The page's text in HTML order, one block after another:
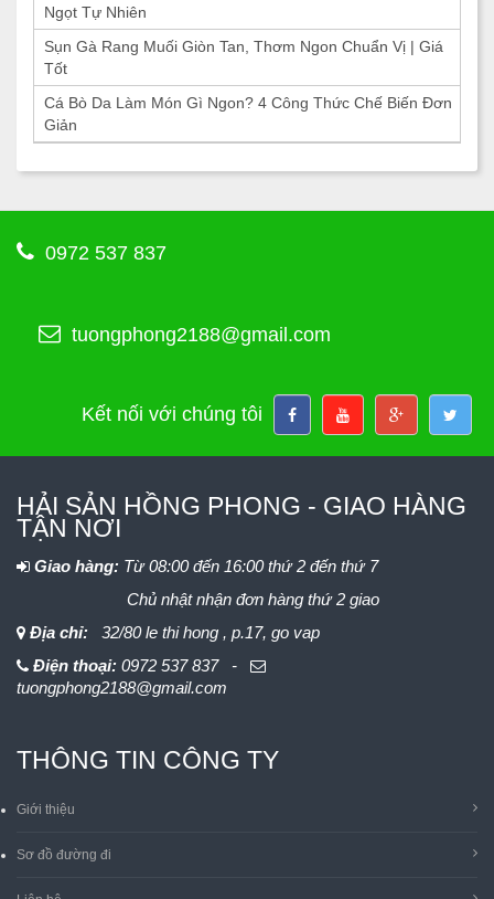
Ngọt Tự Nhiên
Sụn Gà Rang Muối Giòn Tan, Thơm Ngon Chuẩn Vị | Giá
Tốt
Cá Bò Da Làm Món Gì Ngon? 4 Công Thức Chế Biến Đơn
Giản
0972 537 837
tuongphong2188@gmail.com
Kết nối với chúng tôi
HẢI SẢN HỒNG PHONG - GIAO HÀNG
TẬN NƠI
Giao hàng: Từ 08:00 đến 16:00 thứ 2 đến thứ 7
Chủ nhật nhận đơn hàng thứ 2 giao
Địa chỉ:
32/80 le thi hong , p.17, go vap
Điện thoại: 0972 537 837 -
tuongphong2188@gmail.com
THÔNG TIN CÔNG TY
Giới thiệu
Sơ đồ đường đi